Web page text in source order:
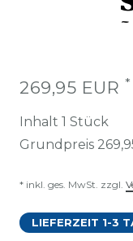
269,95 EUR *
Inhalt 1 Stück
Grundpreis
* inkl. ges. MwSt. zzgl.
LIEFERZEIT 1-3